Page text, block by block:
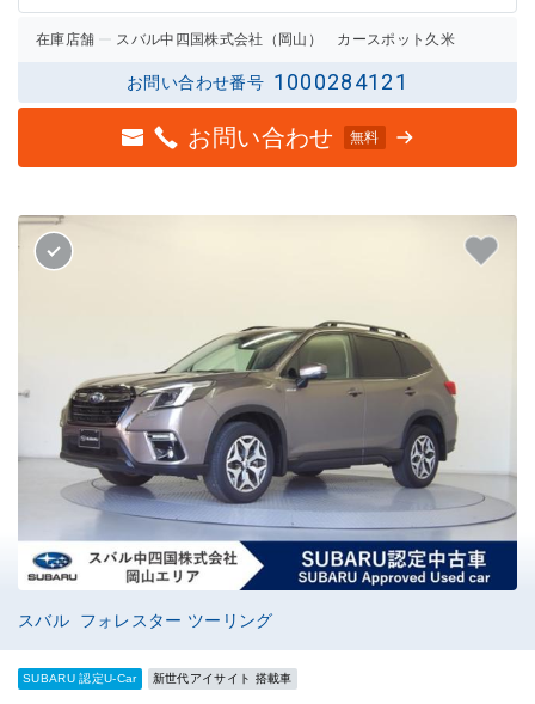
在庫店舗 スバル中四国株式会社（岡山） カースポット久米
お問い合わせ番号 1000284121
お問い合わせ 無料
スバル フォレスター ツーリング
SUBARU 認定U-Car 新世代アイサイト 搭載車